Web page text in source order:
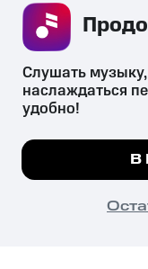
психотропных
их незаконный
законодательством
© 2026 ООО «КИОН».
Все права защищены
Мы используем
Слушать
наслаждаться
удобно!
В